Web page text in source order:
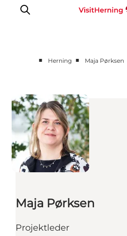
Spis, drik og shop
Kunstlandet
Se og oplev
Find vej
Sov godt
Book overnatning
■ Herning ■ Maja Pørksen
Maja Pørksen
Projektleder